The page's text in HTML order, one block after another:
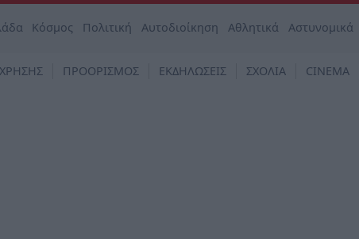
Κόσμος Πολιτική Αυτοδιοίκηση Αθλητικά Αστυνομικά
ΠΡΟΟΡΙΣΜΟΣ ΕΚΔΗΛΩΣΕΙΣ ΣΧΟΛΙΑ CINEMA